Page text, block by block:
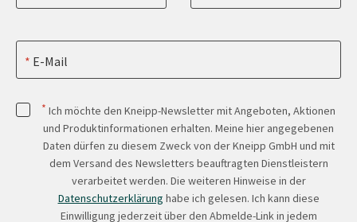
E-Mail
* Ich möchte den Kneipp-Newsletter mit Angeboten, Aktionen
und Produktinformationen erhalten. Meine hier angegebenen
Daten dürfen zu diesem Zweck von der Kneipp GmbH und mit
dem Versand des Newsletters beauftragten Dienstleistern
verarbeitet werden. Die weiteren Hinweise in der
Datenschutzerklärung habe ich gelesen. Ich kann diese
Einwilligung jederzeit über den Abmelde-Link in jedem